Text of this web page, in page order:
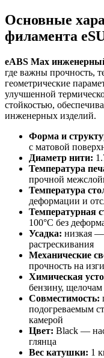
Основные
филамента
eABS Max
где важны прочность,
геометрические
улучшенной
стойкостью,
инженерных изделий.
Форма и
с матовой
Диаметр нити:
Температура
прочной
Температура
деформации и
Температурная
100°C без
Усадка: низкая —
растрескивания
Механические
прочность на
Химическая
бензину, щелочам
Совместимость:
подогреваемым
камерой
Цвет: Black —
глянца
Вес катушки: 1